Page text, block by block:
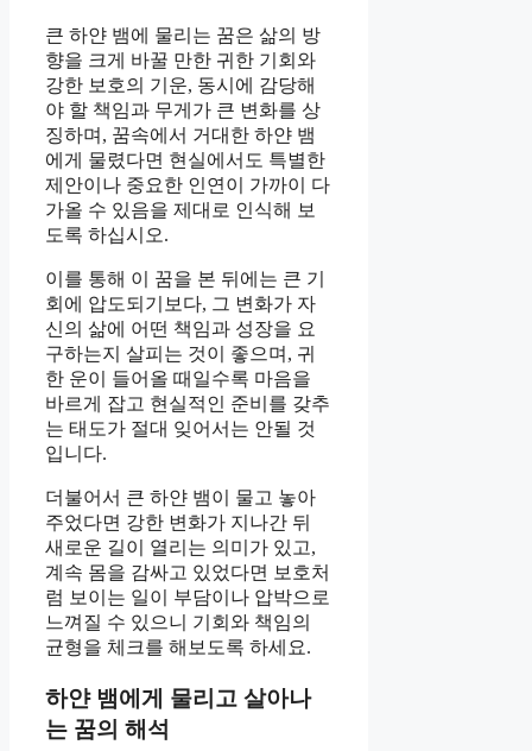
큰 하얀 뱀에 물리는 꿈은 삶의 방
향을 크게 바꿀 만한 귀한 기회와
강한 보호의 기운, 동시에 감당해
야 할 책임과 무게가 큰 변화를 상
징하며, 꿈속에서 거대한 하얀 뱀
에게 물렸다면 현실에서도 특별한
제안이나 중요한 인연이 가까이 다
가올 수 있음을 제대로 인식해 보
도록 하십시오.
이를 통해 이 꿈을 본 뒤에는 큰 기
회에 압도되기보다, 그 변화가 자
신의 삶에 어떤 책임과 성장을 요
구하는지 살피는 것이 좋으며, 귀
한 운이 들어올 때일수록 마음을
바르게 잡고 현실적인 준비를 갖추
는 태도가 절대 잊어서는 안될 것
입니다.
더불어서 큰 하얀 뱀이 물고 놓아
주었다면 강한 변화가 지나간 뒤
새로운 길이 열리는 의미가 있고,
계속 몸을 감싸고 있었다면 보호처
럼 보이는 일이 부담이나 압박으로
느껴질 수 있으니 기회와 책임의
균형을 체크를 해보도록 하세요.
하얀 뱀에게 물리고 살아나
는 꿈의 해석